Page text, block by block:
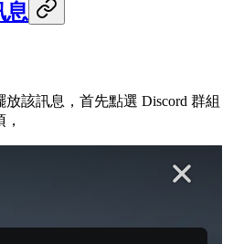
息
該訊息，首先點選 Discord 群組